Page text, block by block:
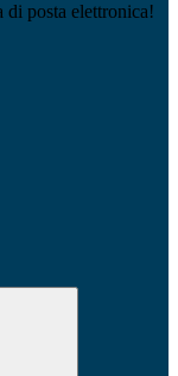
di posta elettronica!